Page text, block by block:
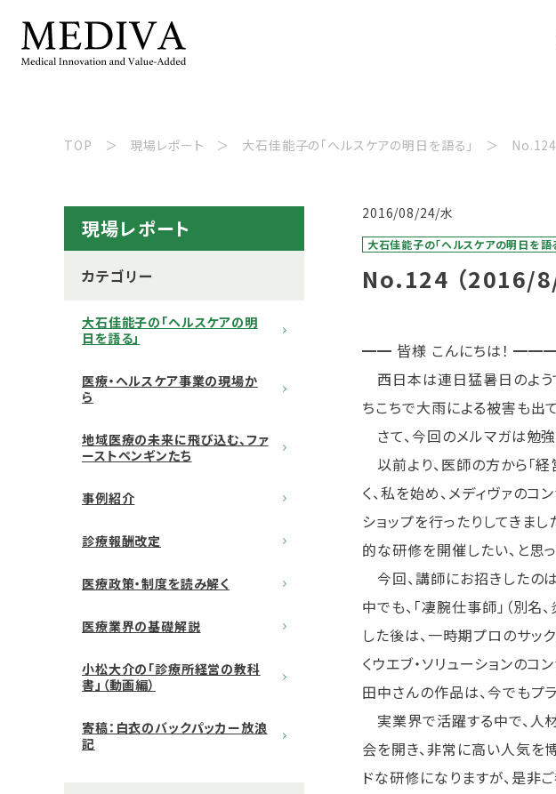
TOP 現場レポート 大石佳能子の「ヘルスケアの明日を語る」
現場レポート
カテゴリー
大石佳能子の「ヘルスケアの明
日を語る」
医療・ヘルスケア事業の現場か
ら
地域医療の未来に飛び込む、ファ
ーストペンギンたち
事例紹介
診療報酬改定
医療政策・制度を読み解く
医療業界の基礎解説
小松大介の「診療所経営の教科
書」（動画編）
寄稿：白衣のバックパッカー放浪
記
2016/08/24/水
大石佳能子の「ヘルスケアの明日を語
No.124 （2016/8/
━━ 皆様 こんにちは！
西日本は連日猛暑日のよう
ちこちで大雨による被害も出
さて、今回のメルマガは勉
以前より、医師の方から「経
く、私を始め、メディヴァの
ショップを行ったりしてきま
的な研修を開催したい、と思
今回、講師にお招きしたの
中でも、「凄腕仕事師」（別名
した後は、一時期プロのサッ
くウエブ・ソリューションの
田中さんの作品は、今でもプ
実業界で活躍する中で、人
会を開き、非常に高い人気を
ドな研修になりますが、是非